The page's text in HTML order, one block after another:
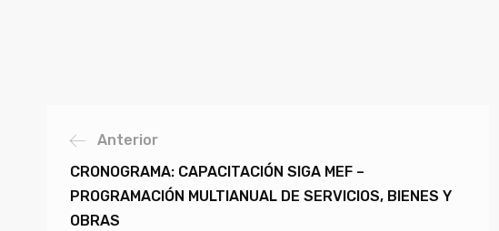
Anterior
CRONOGRAMA: CAPACITACIÓN SIGA MEF –
PROGRAMACIÓN MULTIANUAL DE SERVICIOS, BIENES Y
OBRAS